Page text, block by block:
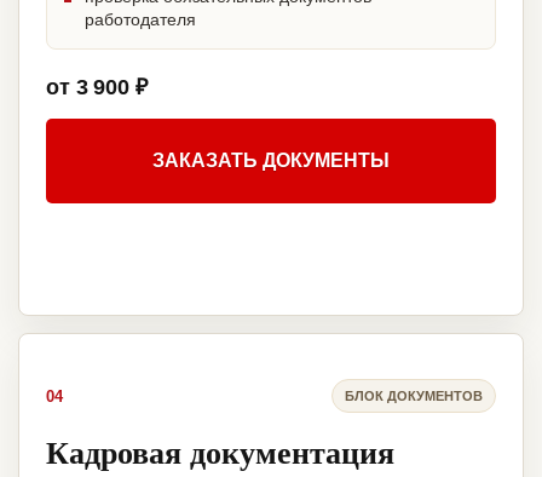
работодателя
от 3 900 ₽
ЗАКАЗАТЬ ДОКУМЕНТЫ
04 БЛОК ДОКУМЕНТОВ
Кадровая документация